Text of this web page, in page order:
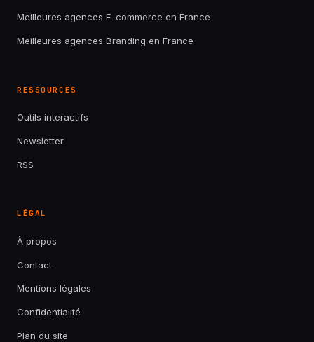
Meilleures agences E-commerce en France
Meilleures agences Branding en France
RESSOURCES
Outils interactifs
Newsletter
RSS
LÉGAL
À propos
Contact
Mentions légales
Confidentialité
Plan du site